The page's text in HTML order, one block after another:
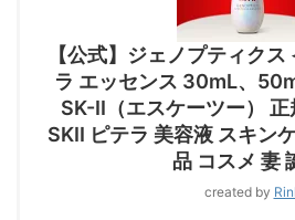
【公式】ジェノプティク
ラ エッセンス 30mL、
SK-II（エスケーツー）
SKII ピテラ 美容液 スキン
品 コスメ 妻
created by